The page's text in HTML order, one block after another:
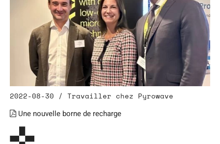
2022-08-30 / Travailler chez Pyrowave
Une nouvelle borne de recharge